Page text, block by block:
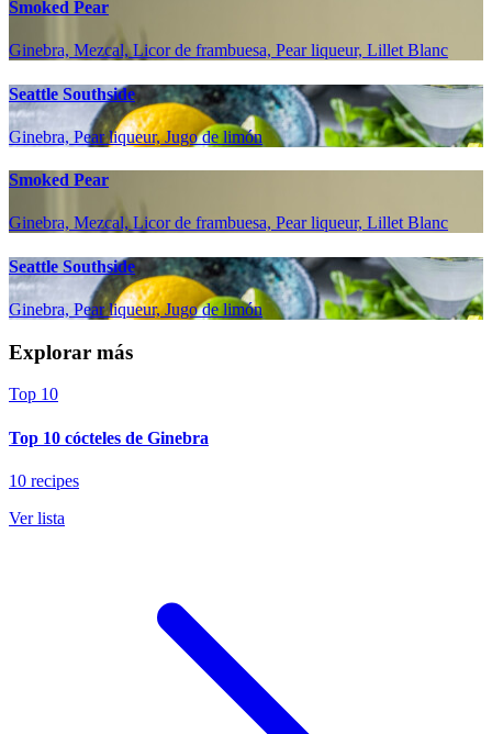
Smoked Pear
Ginebra, Mezcal, Licor de frambuesa, Pear liqueur, Lillet Blanc
Seattle Southside
Ginebra, Pear liqueur, Jugo de limón
Smoked Pear
Ginebra, Mezcal, Licor de frambuesa, Pear liqueur, Lillet Blanc
Seattle Southside
Ginebra, Pear liqueur, Jugo de limón
Explorar más
Top 10
Top 10 cócteles de Ginebra
10 recipes
Ver lista